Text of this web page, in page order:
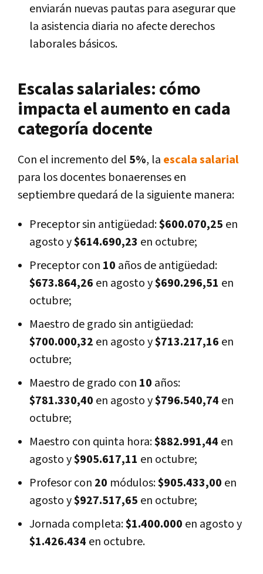
enviarán nuevas pautas para asegurar que
la asistencia diaria no afecte derechos
laborales básicos.
Escalas salariales: cómo
impacta el aumento en cada
categoría docente
Con el incremento del 5%, la escala salarial
para los docentes bonaerenses en
septiembre quedará de la siguiente manera:
Preceptor sin antigüedad:$600.070,25 en
agosto y$614.690,23 en octubre;
Preceptor con 10 años de antigüedad:
$673.864,26 en agosto y$690.296,51 en
octubre;
Maestro de grado sin antigüedad:
$700.000,32 en agosto y$713.217,16 en
octubre;
Maestro de grado con 10 años:
$781.330,40 en agosto y$796.540,74 en
octubre;
Maestro con quinta hora:$882.991,44 en
agosto y$905.617,11 en octubre;
Profesor con 20 módulos:$905.433,00 en
agosto y$927.517,65 en octubre;
Jornada completa:$1.400.000 en agosto y
$1.426.434 en octubre.